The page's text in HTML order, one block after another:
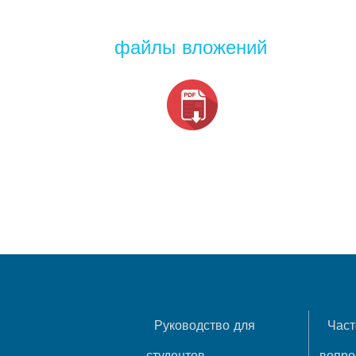
файлы вложений
Руководство для